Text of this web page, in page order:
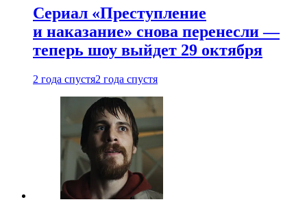
Сериал «Преступление
и наказание» снова перенесли —
теперь шоу выйдет 29 октября
2 года спустя2 года спустя